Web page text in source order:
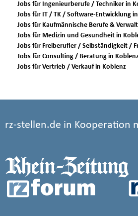
Jobs für
Jobs
Jobs für Medizin und
Jobs für Consulting / Beratung in Koblenz
Jobs für Vertrieb / Verkauf in Koblenz
rz-stellen.de in Kooperation